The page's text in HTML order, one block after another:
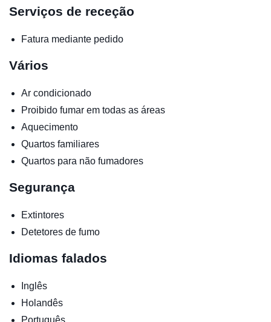
Serviços de receção
Fatura mediante pedido
Vários
Ar condicionado
Proibido fumar em todas as áreas
Aquecimento
Quartos familiares
Quartos para não fumadores
Segurança
Extintores
Detetores de fumo
Idiomas falados
Inglês
Holandês